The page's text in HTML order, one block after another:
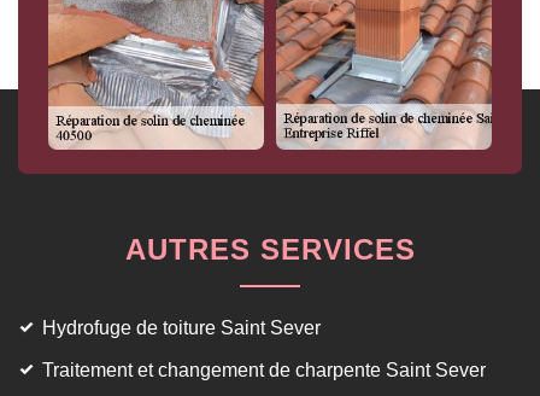
AUTRES SERVICES
Hydrofuge de toiture Saint Sever
Traitement et changement de charpente Saint Sever